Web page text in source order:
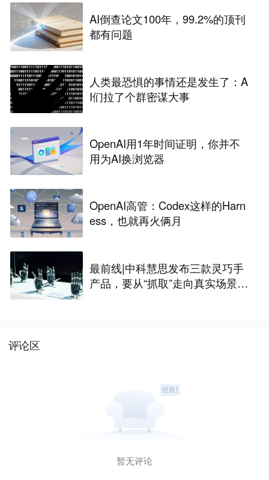
AI倒查论文100年，99.2%的顶刊
都有问题
人类最恐惧的事情还是发生了：A
I们拉了个群密谋大事
OpenAI用1年时间证明，你并不
用为AI换浏览器
OpenAI高管：Codex这样的Harn
ess，也就再火俩月
最前线|中科慧思发布三款灵巧手
产品，要从“抓取”走向真实场景作
评论区
暂无评论